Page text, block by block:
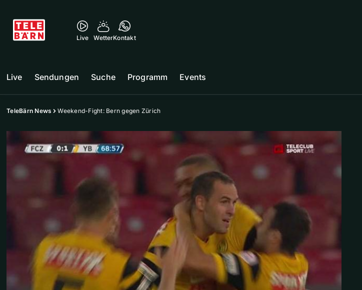
Live WetterKontakt
Live Sendungen Suche Programm Events
TeleBärn News Weekend-Fight: Bern gegen Zürich